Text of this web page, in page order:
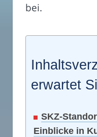
bei.
erwartet
SKZ-
Einblicke in